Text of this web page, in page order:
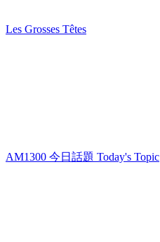
Les Grosses Têtes
AM1300 今日話題 Today's Topic